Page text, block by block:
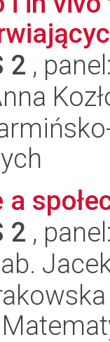
2 ,
a
2 ,